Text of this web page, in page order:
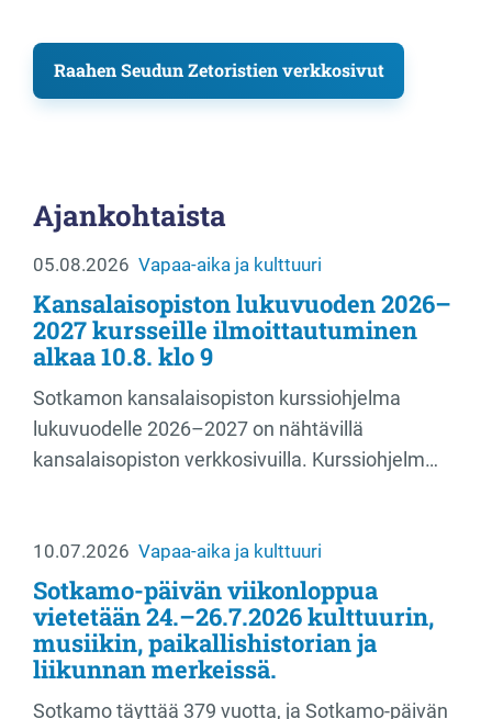
Raahen Seudun Zetoristien verkkosivut
Ajankohtaista
05.08.2026 Vapaa-aika ja kulttuuri
Kansalaisopiston lukuvuoden 2026–
2027 kursseille ilmoittautuminen
alkaa 10.8. klo 9
Sotkamon kansalaisopiston kurssiohjelma
lukuvuodelle 2026–2027 on nähtävillä
kansalaisopiston verkkosivuilla. Kurssiohjelm…
10.07.2026 Vapaa-aika ja kulttuuri
Sotkamo-päivän viikonloppua
vietetään 24.–26.7.2026 kulttuurin,
musiikin, paikallishistorian ja
liikunnan merkeissä.
Sotkamo täyttää 379 vuotta, ja Sotkamo-päivän